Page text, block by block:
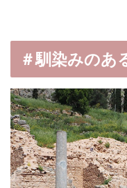
＃馴染みのあ